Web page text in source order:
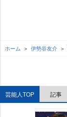
ホーム 伊勢谷友介
芸能人TOP 記事